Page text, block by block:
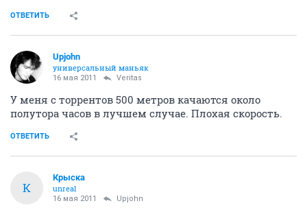
ОТВЕТИТЬ
Upjohn
универсальный маньяк
16 мая 2011 Veritas
У меня с торрентов 500 метров качаются около
полутора часов в лучшем случае. Плохая скорость.
ОТВЕТИТЬ
К
Крыска
unreal
16 мая 2011 Upjohn